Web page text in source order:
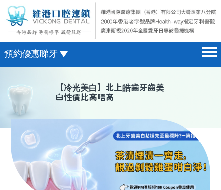
預約優惠睇牙
醫院簡介 hospital introduction
醫生介紹 doctor introduction
醫療新聞 medical news
種植牙 dental implant
箍牙 orthodontics
微信預約
WhatsApp預約
【冷光美白】北上皓齒牙齒美
白性價比高唔高